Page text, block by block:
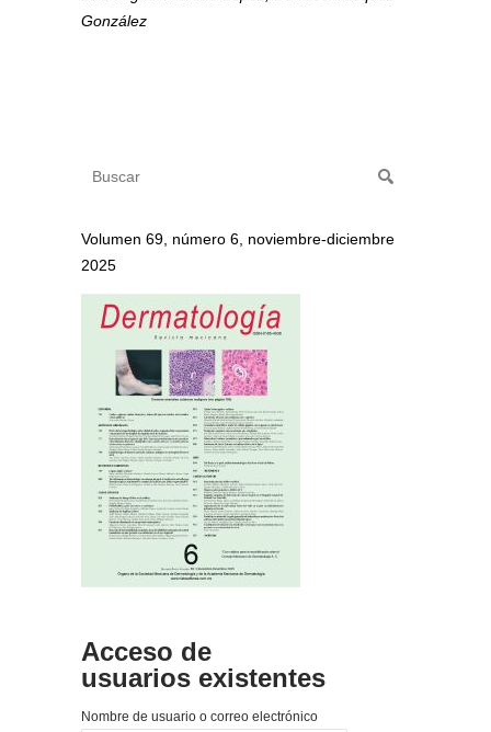
González
Volumen 69, número 6, noviembre-diciembre
2025
Acceso de
usuarios existentes
Nombre de usuario o correo electrónico